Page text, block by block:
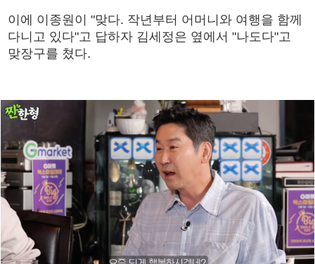
이에 이종원이 "맞다. 작년부터 어머니와 여행을 함께
다니고 있다"고 답하자 김세정은 옆에서 "나도다"고
맞장구를 쳤다.